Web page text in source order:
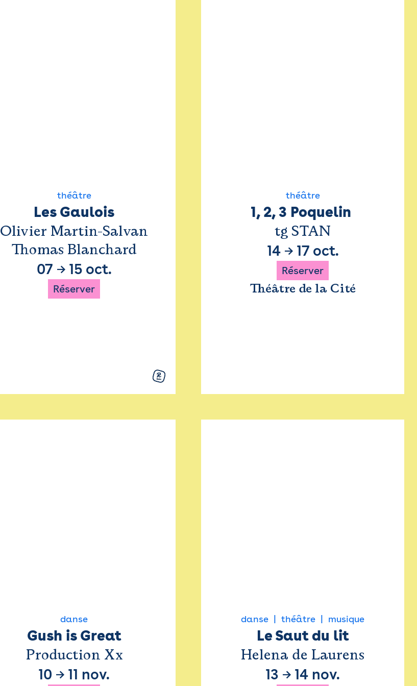
théâtre
Les Gaulois
Olivier Martin-Salvan
Thomas Blanchard
07 → 15 oct.
Réserver
théâtre
1, 2, 3 Poquelin
tg STAN
14→ 17 oct.
Réserver
Théâtre de la Cité
danse
Gush is Great
Production Xx
10 → 11 nov.
danse théâtre musique
Le Saut du lit
Helena de Laurens
13 → 14 nov.